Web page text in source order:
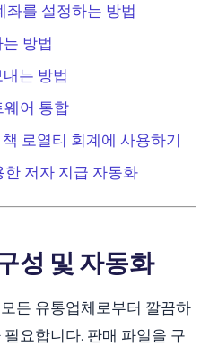
좌를 설정하는 방법
방법
는 방법
웨어 통합
로열티 회계에 사용하기
저자 지급 자동화
성 및 자동화
든 유통업체로부터 깔끔하
요합니다. 판매 파일을 구